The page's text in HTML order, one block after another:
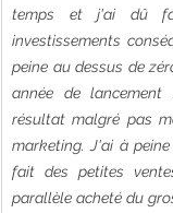
temps et j'ai dû
investissements
peine au dessus de
année de
résultat malgré pas
marketing. J'ai à
fait des petites
parallèle acheté du